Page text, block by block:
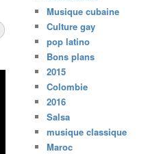
Musique cubaine
Culture gay
pop latino
Bons plans
2015
Colombie
2016
Salsa
musique classique
Maroc